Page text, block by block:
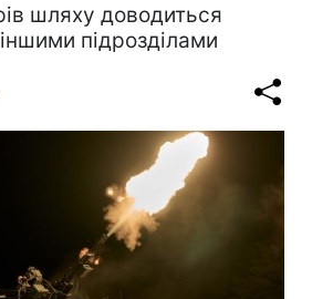
шляху доводиться
підрозділами